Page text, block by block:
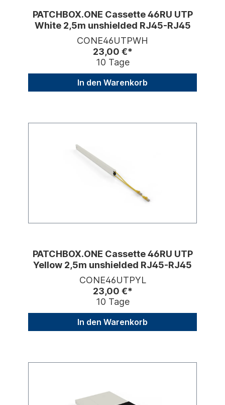
PATCHBOX.ONE Cassette 46RU UTP
White 2,5m unshielded RJ45-RJ45
CONE46UTPWH
23,00 €*
10 Tage
In den Warenkorb
PATCHBOX.ONE Cassette 46RU UTP
Yellow 2,5m unshielded RJ45-RJ45
CONE46UTPYL
23,00 €*
10 Tage
In den Warenkorb